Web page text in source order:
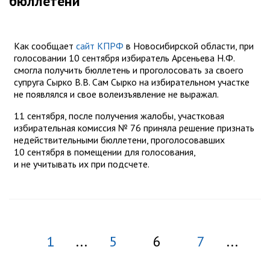
Как сообщает сайт КПРФ в Новосибирской области, при
голосовании 10 сентября избиратель Арсеньева Н.Ф.
смогла получить бюллетень и проголосовать за своего
супруга Сырко В.В. Сам Сырко на избирательном участке
не появлялся и свое волеизъявление не выражал.
11 сентября, после получения жалобы, участковая
избирательная комиссия № 76 приняла решение признать
недействительными бюллетени, проголосовавших
10 сентября в помещении для голосования,
и не учитывать их при подсчете.
1 ... 5 6 7 ...